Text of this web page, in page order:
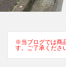
※当ブログでは商
す。ご了承くださ